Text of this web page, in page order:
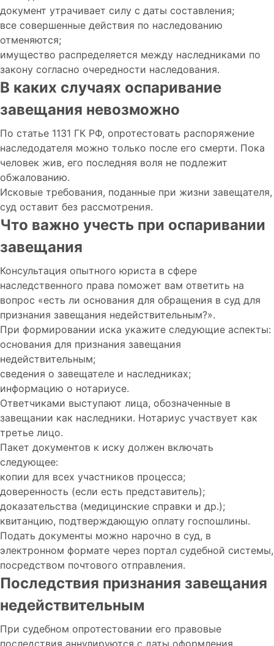
документ утрачивает силу с даты составления;
все совершенные действия по наследованию
отменяются;
имущество распределяется между наследниками по
закону согласно очередности наследования.
В каких случаях оспаривание
завещания невозможно
По статье 1131 ГК РФ, опротестовать распоряжение
наследодателя можно только после его смерти. Пока
человек жив, его последняя воля не подлежит
обжалованию.
Исковые требования, поданные при жизни завещателя,
суд оставит без рассмотрения.
Что важно учесть при оспаривании
завещания
Консультация опытного юриста в сфере
наследственного права поможет вам ответить на
вопрос «есть ли основания для обращения в суд для
признания завещания недействительным?».
При формировании иска укажите следующие аспекты:
основания для признания завещания
недействительным;
сведения о завещателе и наследниках;
информацию о нотариусе.
Ответчиками выступают лица, обозначенные в
завещании как наследники. Нотариус участвует как
третье лицо.
Пакет документов к иску должен включать
следующее:
копии для всех участников процесса;
доверенность (если есть представитель);
доказательства (медицинские справки и др.);
квитанцию, подтверждающую оплату госпошлины.
Подать документы можно нарочно в суд, в
электронном формате через портал судебной системы,
посредством почтового отправления.
Последствия признания завещания
недействительным
При судебном опротестовании его правовые
последствия аннулируются с даты оформления.